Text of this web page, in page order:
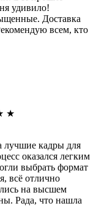
удивило!
Доставка
всем, кто
★
лучшие кадры для
оказался легким
выбрать формат
всё отлично
на высшем
Рада, что нашла